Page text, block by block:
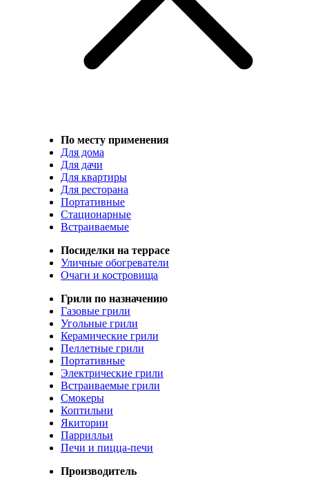
По месту применения
Для дома
Для дачи
Для квартиры
Для ресторана
Портативные
Стационарные
Встраиваемые
Посиделки на террасе
Уличные обогреватели
Очаги и костровища
Грили по назначению
Газовые грили
Угольные грили
Керамические грили
Пеллетные грили
Портативные
Электрические грили
Встраиваемые грили
Смокеры
Коптильни
Якитории
Паррилльи
Печи и пицца-печи
Производитель